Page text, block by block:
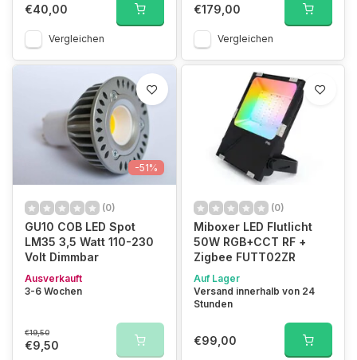
€40,00
Vergleichen
€179,00
Vergleichen
-51%
(0)
GU10 COB LED Spot
LM35 3,5 Watt 110-230
Volt Dimmbar
Ausverkauft
3-6 Wochen
€19,50
€9,50
(0)
Miboxer LED Flutlicht
50W RGB+CCT RF +
Zigbee FUTT02ZR
Auf Lager
Versand innerhalb von 24
Stunden
€99,00